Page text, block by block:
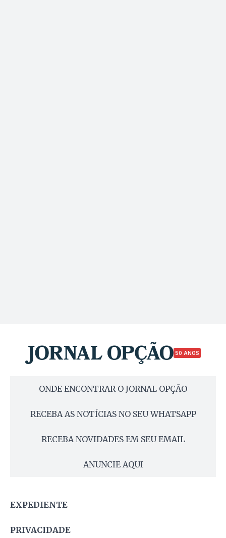
50 ANOS
ONDE ENCONTRAR O JORNAL OPÇÃO
RECEBA AS NOTÍCIAS NO SEU WHATSAPP
RECEBA NOVIDADES EM SEU EMAIL
ANUNCIE AQUI
EXPEDIENTE
PRIVACIDADE